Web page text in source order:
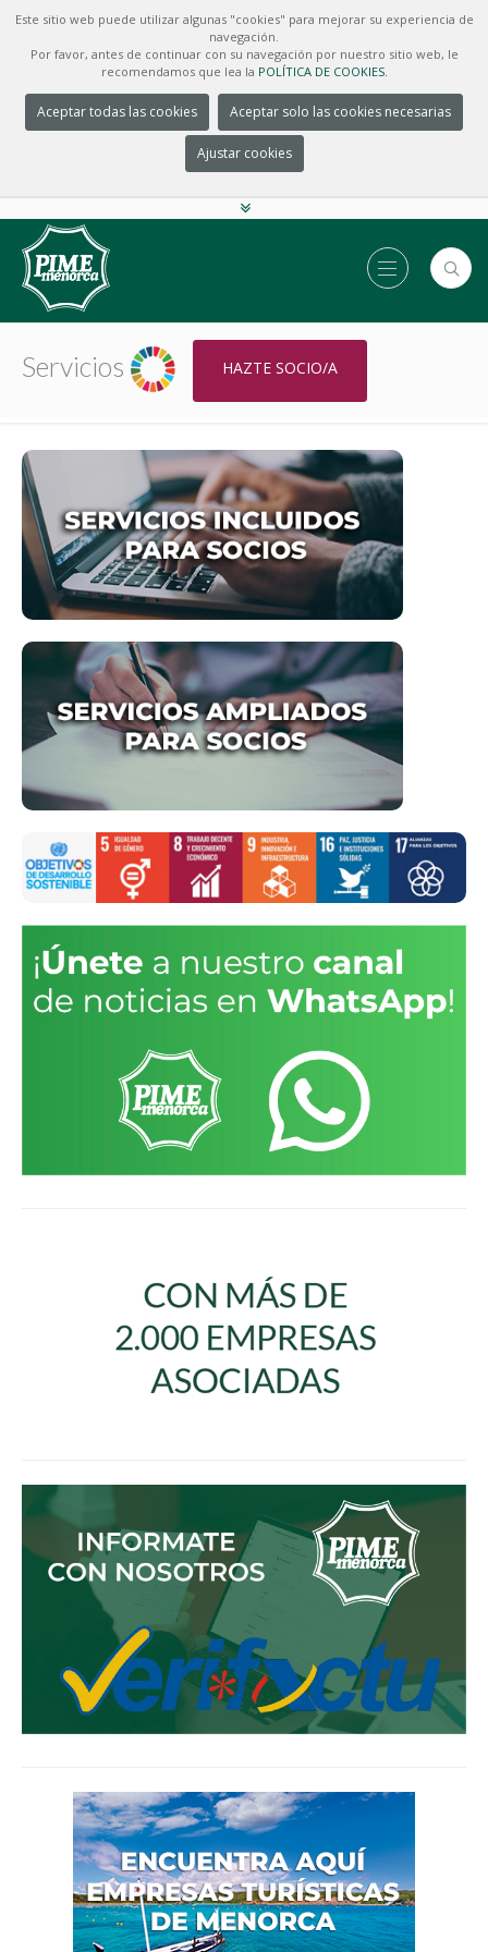
Este sitio web puede utilizar algunas "cookies" para mejorar su experiencia de
navegación.
Por favor, antes de continuar con su navegación por nuestro sitio web, le
recomendamos que lea la POLÍTICA DE COOKIES.
Aceptar todas las cookies Aceptar solo las cookies necesarias
Ajustar cookies
Servicios HAZTE SOCIO/A